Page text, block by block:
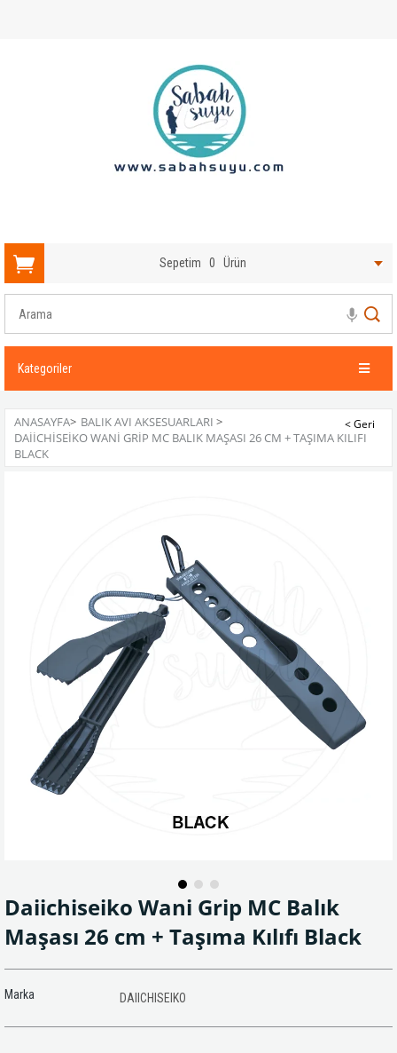
Sepetim 0 Ürün
Kategoriler
ANASAYFA> BALIK AVI AKSESUARLARI >
DAIICHISEIKO WANI GRIP MC BALIK MAŞASI 26 CM + TAŞIMA KILIFI
BLACK
Daiichiseiko Wani Grip MC Balık
Maşası 26 cm + Taşıma Kılıfı Black
Marka DAIICHISEIKO